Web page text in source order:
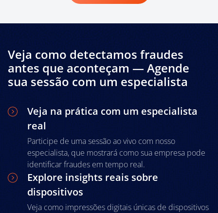
Veja como detectamos fraudes
antes que aconteçam — Agende
sua sessão com um especialista
Veja na prática com um especialista
real
Participe de uma sessão ao vivo com nosso
especialista, que mostrará como sua empresa pode
identificar fraudes em tempo real.
Explore insights reais sobre
dispositivos
Veja como impressões digitais únicas de dispositivos